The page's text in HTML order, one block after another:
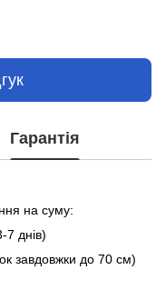
Гарантія
на суму:
7 днів)
завдовжки до 70 см)